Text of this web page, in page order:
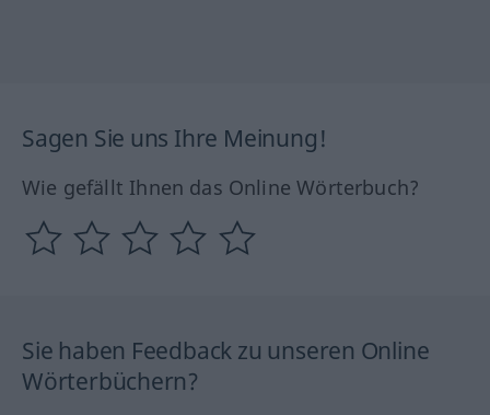
Sagen Sie uns Ihre Meinung!
Wie gefällt Ihnen das Online Wörterbuch?
Sie haben Feedback zu unseren Online
Wörterbüchern?